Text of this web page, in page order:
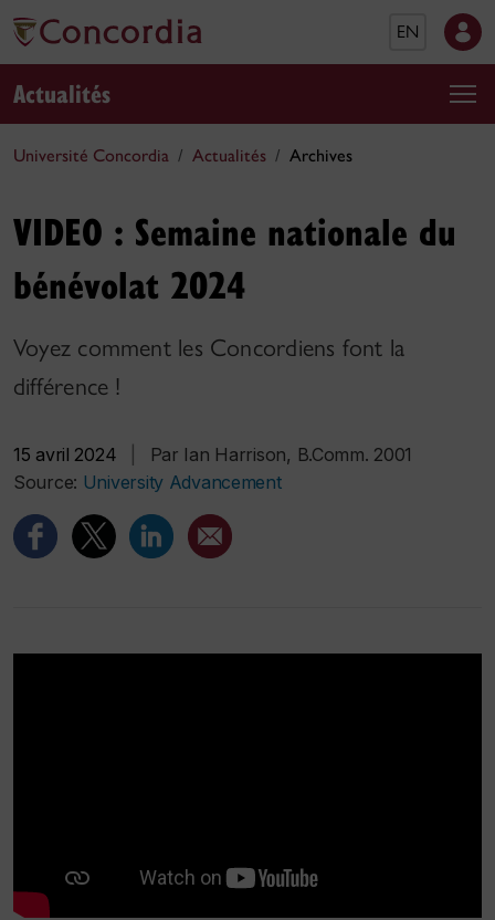
EN
Actualités
Université Concordia Actualités Archives
VIDEO : Semaine nationale du
bénévolat 2024
Voyez comment les Concordiens font la
différence !
15 avril 2024
Par Ian Harrison, B.Comm. 2001
Source: University Advancement